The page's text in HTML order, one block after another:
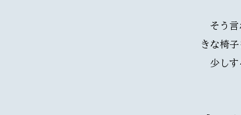
そう言
きな椅
少しす